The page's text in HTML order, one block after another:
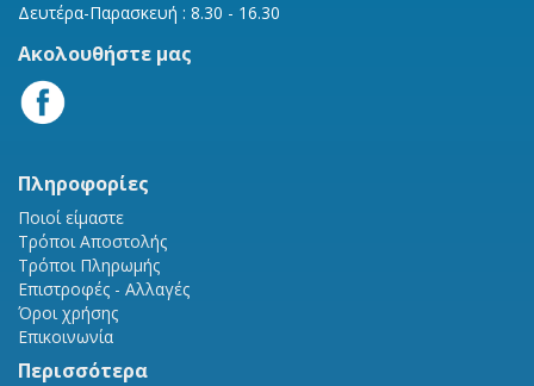
Δευτέρα-Παρασκευή : 8.30 - 16.30
Ακολουθήστε μας
Πληροφορίες
Ποιοί είμαστε
Τρόποι Αποστολής
Τρόποι Πληρωμής
Επιστροφές - Αλλαγές
Όροι χρήσης
Επικοινωνία
Περισσότερα